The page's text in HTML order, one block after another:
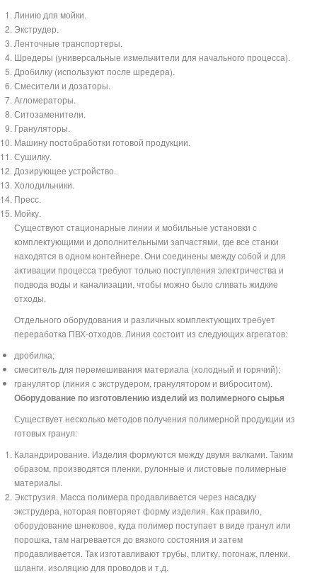
Линию для мойки.
Экструдер.
Ленточные транспортеры.
Шредеры (универсальные измельчители для начального процесса).
Дробилку (используют после шредера).
Смесители и дозаторы.
Агломераторы.
Ситозаменители.
Грануляторы.
Машину постобработки готовой продукции.
Сушилку.
Дозирующее устройство.
Холодильники.
Пресс.
Мойку.
Существуют стационарные линии и мобильные установки с
комплектующими и дополнительными запчастями, где все станки
находятся в одном контейнере. Они соединены между собой и для
активации процесса требуют только поступления электричества и
подвода воды и канализации, чтобы можно было сливать жидкие
отходы.
Отдельного оборудования и различных комплектующих требует
переработка ПВХ-отходов. Линия состоит из следующих агрегатов:
дробилка;
смеситель для перемешивания материала (холодный и горячий);
гранулятор (линия с экструдером, гранулятором и виброситом).
Оборудование по изготовлению изделий из полимерного сырья
Существует несколько методов получения полимерной продукции из
готовых гранул:
Каландрирование. Изделия формуются между двумя валками. Таким
образом, производятся пленки, рулонные и листовые полимерные
материалы.
Экструзия. Масса полимера продавливается через насадку
экструдера, которая повторяет форму изделия. Как правило,
оборудование шнековое, куда полимер поступает в виде гранул или
порошка, там нагревается до вязкого состояния и затем
продавливается. Так изготавливают трубы, плитку, погонаж, пленки,
шланги, изоляцию для проводов и т.д.